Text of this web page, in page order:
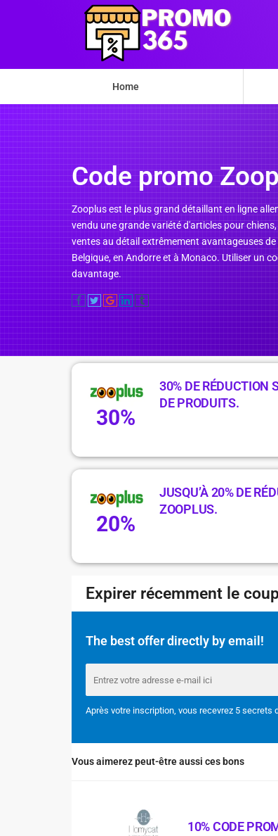
Home
Code promo
Zooplus est le plus grand détaillant en ligne
vendu une grande variété d'articles pour
ventes au détail extrêmement avantageuses
Belgique, en Andorre et à Monaco. Utiliser un
davantage.
30%
30% DE RÉDUCTION
DE PRODUITS.
20%
JUSQU’À 20% DE
ZOOPLUS.
Expirer récemment le
The best offer directly by email!
Après votre inscription, vous recevrez 5 secrets
Vous aimerez peut-être aussi ces bons
10% CODE